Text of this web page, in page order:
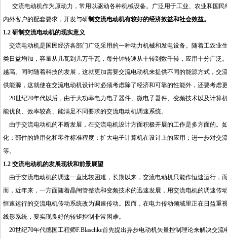
交流电动机作为原动力，常用以驱动各种机械设备。广泛用于工业、农业和国
内外客户的配套要求，开发与研制交流电动机有较好的经济效益和社会效益。
1.2 研制交流电动机的现实意义
交流电动机是国民经济各部门广泛采用的一种动力机械和发电设备。随着工农业
类日益增加，容量从几瓦到几万千瓦，每分钟转速从十转到数千转，应用十分广
越高。同时随着科技的发展，这就更加需要交流电动机来提供不同的能源方式，
供能源，这就使在交流电动机设计时必须考虑除了经济和可靠的性能外，还要考
20世纪70年代以后，由于大功率电力电子器件、微电子器件、变频技术以及计
能优良、效率较高、能满足不同要求的交流电动机调速系统。
由于交流电动机的不断发展，在交流电机设计方面积极开展的工作是多方面的。
化；部件的通用化和零件标准程度；扩大电子计算机在设计上的应用；进一步对
等。
1.2 交流电动机的发展现状和前景展望
由于交流电动机的调速一直比较困难，长期以来，交流电动机只能作恒速运行，
而，近年来，一方面随着晶闸管整流和变频技术的迅速发展，用交流电机的调速
恒速运行的交流电机传动系统改为调速传动。因而，在电力传动领域里正在日益
线形系统，要实现良好的转矩控制非常困难。
20世纪70年代德国工程师F.Blaschke首先提出异步电动机矢量控制理论来解决交